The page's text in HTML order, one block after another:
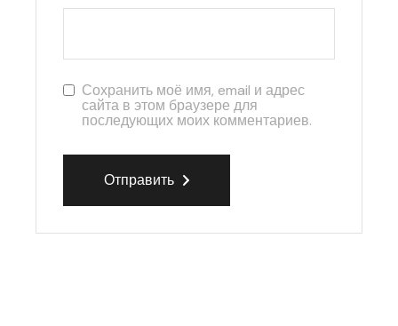
Сохранить моё имя, email и адрес
сайта в этом браузере для
последующих моих комментариев.
Отправить